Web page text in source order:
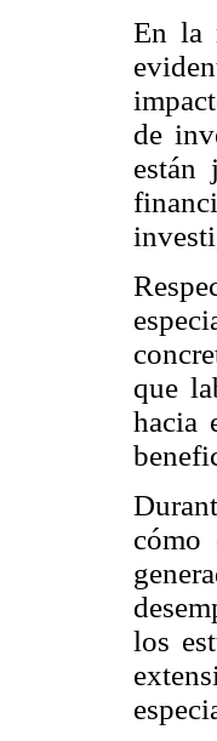
En la
de
están
que
hacia
cómo
los